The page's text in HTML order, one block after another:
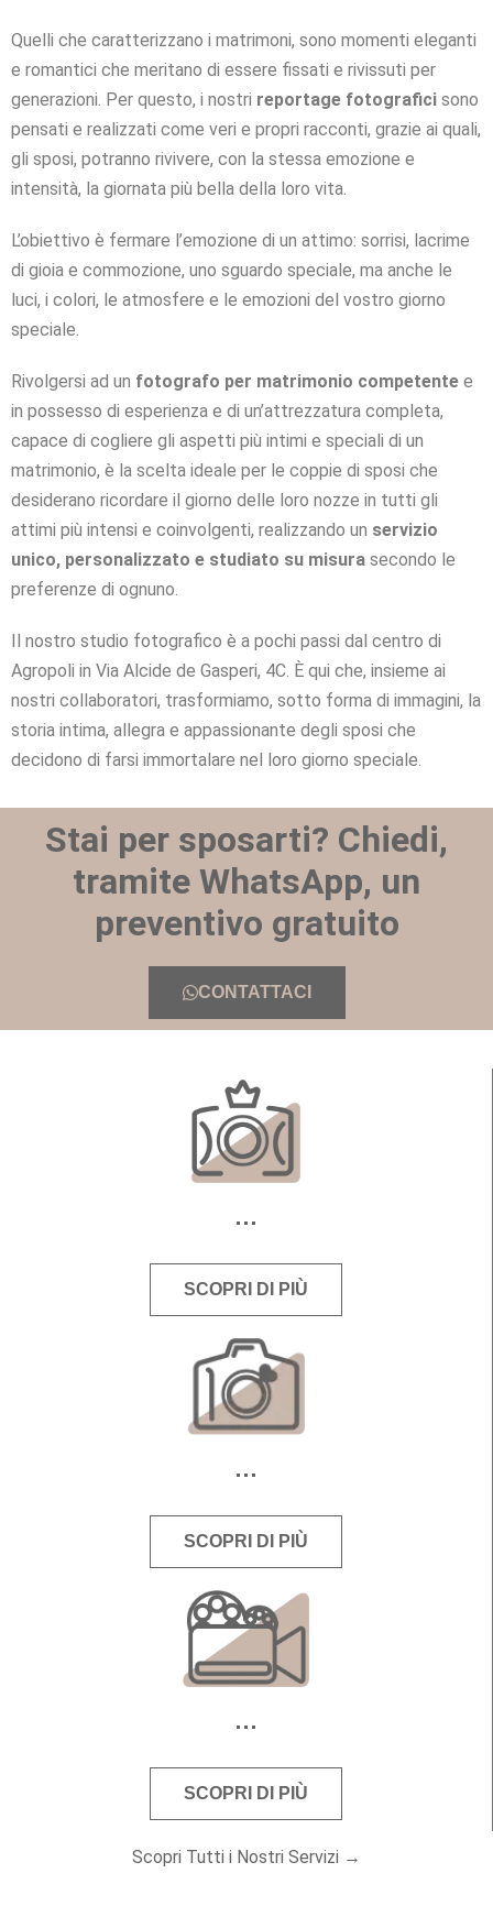
Quelli che caratterizzano i matrimoni, sono momenti eleganti
e romantici che meritano di essere fissati e rivissuti per
generazioni. Per questo, i nostri reportage fotografici sono
pensati e realizzati come veri e propri racconti, grazie ai quali,
gli sposi, potranno rivivere, con la stessa emozione e
intensità, la giornata più bella della loro vita.
L’obiettivo è fermare l’emozione di un attimo: sorrisi, lacrime
di gioia e commozione, uno sguardo speciale, ma anche le
luci, i colori, le atmosfere e le emozioni del vostro giorno
speciale.
Rivolgersi ad un fotografo per matrimonio competente e
in possesso di esperienza e di un’attrezzatura completa,
capace di cogliere gli aspetti più intimi e speciali di un
matrimonio, è la scelta ideale per le coppie di sposi che
desiderano ricordare il giorno delle loro nozze in tutti gli
attimi più intensi e coinvolgenti, realizzando un servizio
unico, personalizzato e studiato su misura secondo le
preferenze di ognuno.
Il nostro studio fotografico è a pochi passi dal centro di
Agropoli in Via Alcide de Gasperi, 4C. È qui che, insieme ai
nostri collaboratori, trasformiamo, sotto forma di immagini, la
storia intima, allegra e appassionante degli sposi che
decidono di farsi immortalare nel loro giorno speciale.
Stai per sposarti? Chiedi,
tramite WhatsApp, un
preventivo gratuito
CONTATTACI
SCOPRI DI PIÙ
SCOPRI DI PIÙ
SCOPRI DI PIÙ
Scopri Tutti i Nostri Servizi →